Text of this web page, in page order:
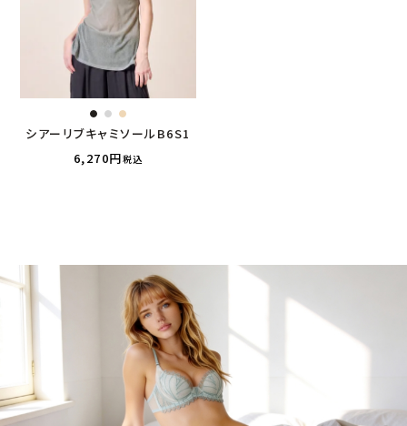
シアーリブキャミソールB6S1
6,270
税込